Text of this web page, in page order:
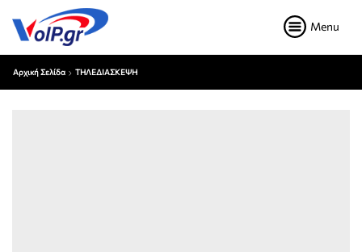
Menu
Αρχική Σελίδα ΤΗΛΕΔΙΑΣΚΕΨΗ